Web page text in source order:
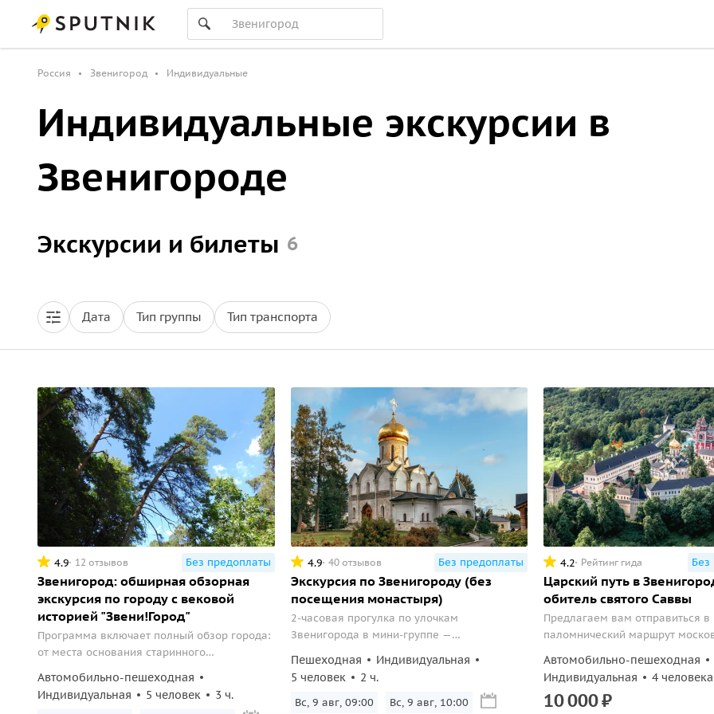
Россия Звенигород Индивидуальные
Индивидуальные экскурсии в
Звенигороде
Экскурсии и билеты 6
Дата Тип группы Тип транспорта
4.9 12 отзывов Без предоплаты
Звенигород: обширная обзорная
экскурсия по городу с вековой
историей "Звени!Город"
Программа включает полный обзор города:
от места основания старинного
пешеходной прогулки по центральным
улицам — Московской и Почтовой.
Автомобильно-пешеходная
Индивидуальная
5 человек 3 ч.
4.9 40 отзывов Без предоплаты
Экскурсия по Звенигороду (без
посещения монастыря)
2-часовая прогулка по улочкам
Звенигорода в мини-группе —
Пешеходная
Индивидуальная
5 человек
2 ч.
Вс, 9 авг, 09:00 Вс, 9 авг, 10:00
4.2 Рейтинг гида Без
Царский путь в
обитель святого Саввы
Предлагаем вам отправиться в
паломнический маршрут
монастырь в окружении
местности, погуляете по
осмотрите архитектурные
Автомобильно-пешеходная
Индивидуальная
4 человека
10000₽